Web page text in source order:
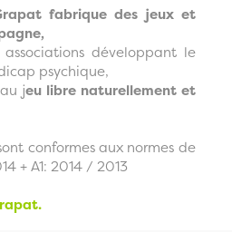
fabrique des jeux et
développant le
psychique,
jeu libre naturellement et
conformes aux normes de
+ A1: 2014 / 2013